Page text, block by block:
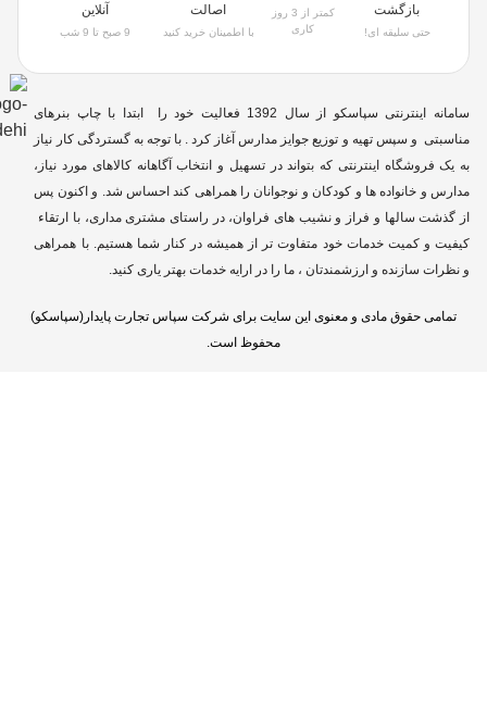
حتی سلیقه ای!
کمتر از 3 روز
کاری
اصالت
با اطمینان خرید کنید 9 صبح تا 9 شب
سامانه اینترنتی سپاسکو از سال 1392 فعالیت خود را ابتدا با چاپ بنرهای
و سپس تهیه و توزیع جوایز مدارس آغاز کرد . با توجه به گستردگی کار نیاز
اینترنتی که بتواند در تسهیل و انتخاب آگاهانه کالاهای مورد نیاز،
خانواده ها و کودکان و نوجوانان را همراهی کند احساس شد. و اکنون پس
سالها و فراز و نشیب های فراوان، در راستای مشتری مداری، با ارتقاء
کمیت خدمات خود متفاوت تر از همیشه در کنار شما هستیم. با همراهی
و ارزشمندتان ، ما را در ارایه خدمات بهتر یاری کنید.
حقوق مادی و معنوی این سایت برای شرکت سپاس تجارت پایدار(سپاسکو)
محفوظ است.